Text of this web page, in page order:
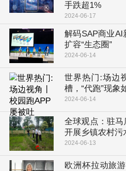
手跌超1%
2024-06-17
解码SAP商业AI
扩容“生态圈”
2024-06-14
世界热门:场边
槽，“代跑”现象
2024-06-14
全球观点：驻
开展乡镇农村污
2024-06-13
欧洲杯拉动旅